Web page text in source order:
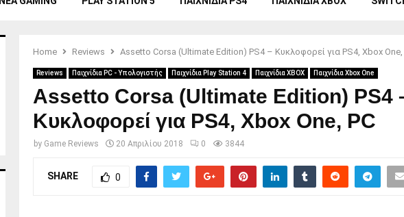
Home Reviews Assetto Corsa (Ultimate Edition) PS4 – Κυκλοφορεί για PS4, Xbox One,
Reviews Παιχνίδια PC - Υπολογιστής Παιχνίδια Play Station 4 Παιχνίδια XBOX Παιχνίδια Xbox One
Assetto Corsa (Ultimate Edition) PS4
Κυκλοφορεί για PS4, Xbox One, PC
by Game Reviews 20 Απριλίου 2018 0 3844
SHARE 0